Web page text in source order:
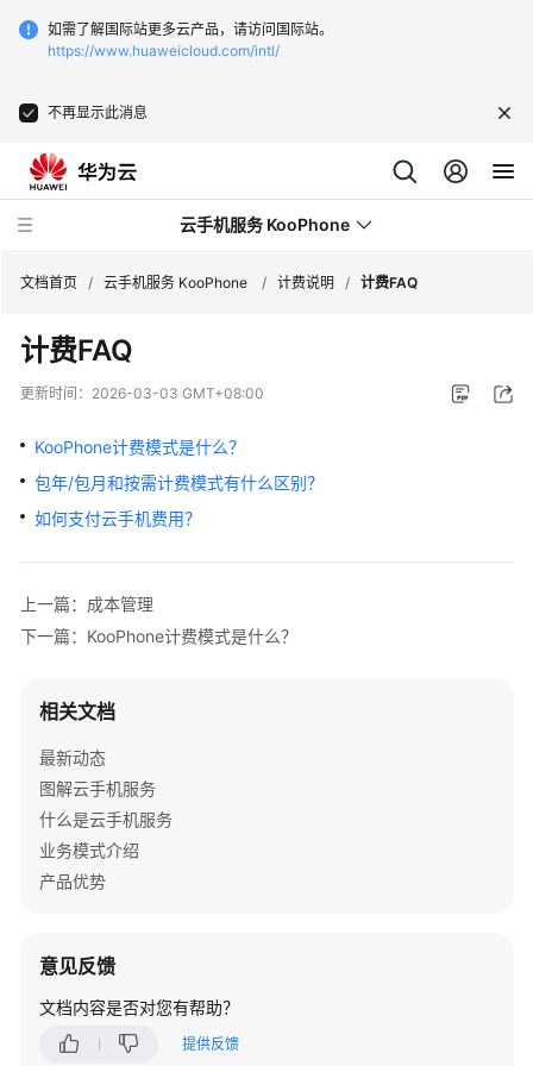
如需了解国际站更多云产品，请访问国际站。
https://www.huaweicloud.com/intl/
不再显示此消息
云手机服务 KooPhone
最
新
态
产
品
计
费
明
计
费
概
计
式
费
文档首页 / 云手机服务 KooPhone / 计费说明 / 计费FAQ
计费FAQ
更新时间： 2026-03-03 GMT+08:00
KooPhone计费模式是什么？
包年/包月和按需计费模式有什么区别？
如何支付云手机费用？
上一篇：成本管理
下一篇：KooPhone计费模式是什么？
相关文档
最新动态
图解云手机服务
什么是云手机服务
业务模式介绍
产品优势
意见反馈
文档内容是否对您有帮助？
提供反馈